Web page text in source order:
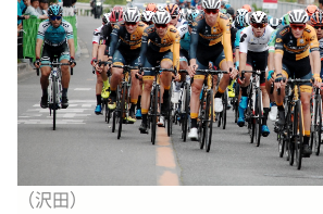
（沢田）